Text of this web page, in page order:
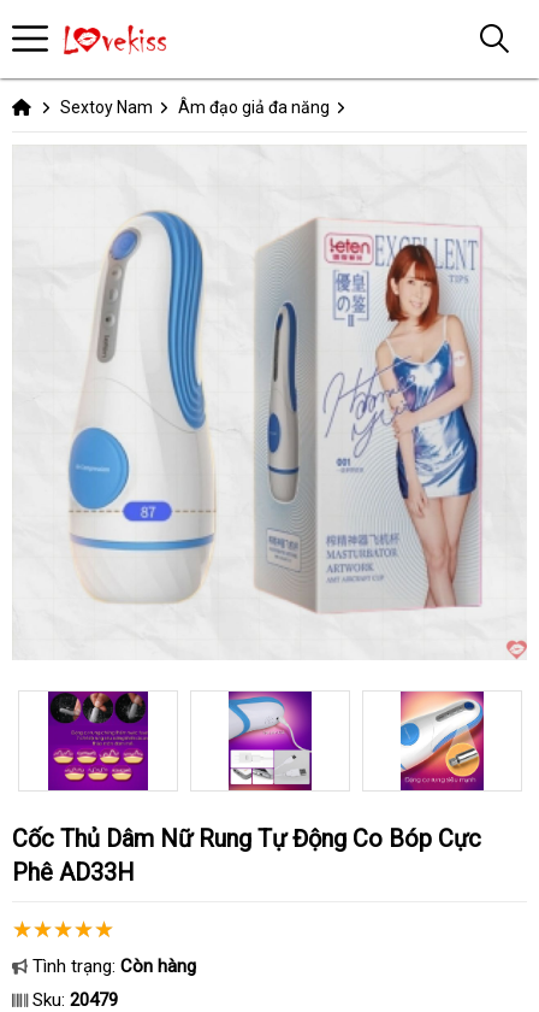
Sextoy Nam Âm đạo giả đa năng
Cốc Thủ Dâm Nữ Rung Tự Động Co Bóp Cực
Phê AD33H
Tình trạng: Còn hàng
Sku: 20479